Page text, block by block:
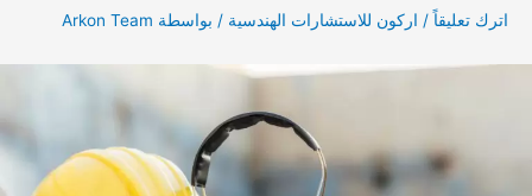
اترك تعليقاً / اركون للاستشارات الهندسية / بواسطة Arkon Team